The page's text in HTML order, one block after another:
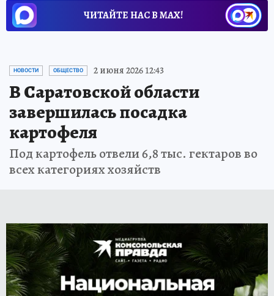
ЧИТАЙТЕ НАС В МАХ!
НОВОСТИ ОБЩЕСТВО 2 июня 2026 12:43
В Саратовской области
завершилась посадка
картофеля
Под картофель отвели 6,8 тыс. гектаров во
всех категориях хозяйств